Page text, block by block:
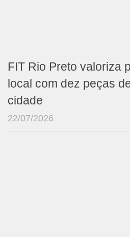
FIT Rio Preto valoriza
local com dez peças
cidade
22/07/2026